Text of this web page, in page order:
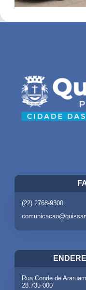
(22) 2768-9300
Rua Conde de
28.735-000